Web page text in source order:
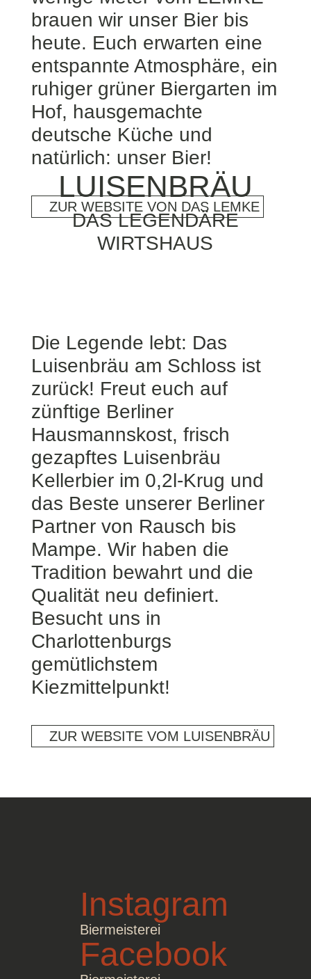
brauen wir unser Bier bis
heute. Euch erwarten eine
entspannte Atmosphäre, ein
ruhiger grüner Biergarten im
Hof, hausgemachte
deutsche Küche und
natürlich: unser Bier!
ZUR WEBSITE VON DAS LEMKE
LUISENBRÄU
DAS LEGENDÄRE
WIRTSHAUS
Die Legende lebt: Das
Luisenbräu am Schloss ist
zurück! Freut euch auf
zünftige Berliner
Hausmannskost, frisch
gezapftes Luisenbräu
Kellerbier im 0,2l-Krug und
das Beste unserer Berliner
Partner von Rausch bis
Mampe. Wir haben die
Tradition bewahrt und die
Qualität neu definiert.
Besucht uns in
Charlottenburgs
gemütlichstem
Kiezmittelpunkt!​
ZUR WEBSITE VOM LUISENBRÄU
Instagram
Biermeisterei
Facebook